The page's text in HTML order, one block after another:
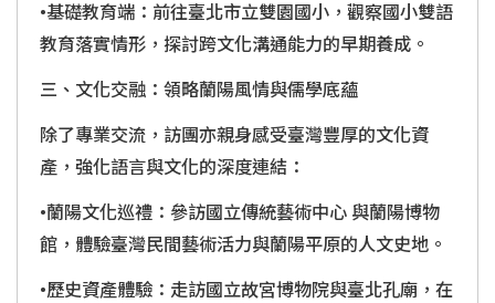
•基礎教育端：前往臺北市立雙園國小，觀察國小雙語
教育落實情形，探討跨文化溝通能力的早期養成。
三、文化交融：領略蘭陽風情與儒學底蘊
除了專業交流，訪團亦親身感受臺灣豐厚的文化資
產，強化語言與文化的深度連結：
•蘭陽文化巡禮：參訪國立傳統藝術中心 與蘭陽博物
館，體驗臺灣民間藝術活力與蘭陽平原的人文史地。
•歷史資產體驗：走訪國立故宮博物院與臺北孔廟，在